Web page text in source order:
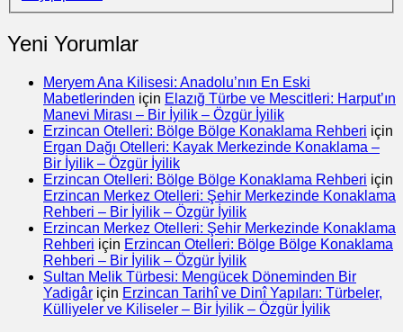
Yeni Yorumlar
Meryem Ana Kilisesi: Anadolu’nın En Eski
Mabetlerinden için Elazığ Türbe ve Mescitleri: Harput’ın
Manevi Mirası – Bir İyilik – Özgür İyilik
Erzincan Otelleri: Bölge Bölge Konaklama Rehberi için
Ergan Dağı Otelleri: Kayak Merkezinde Konaklama –
Bir İyilik – Özgür İyilik
Erzincan Otelleri: Bölge Bölge Konaklama Rehberi için
Erzincan Merkez Otelleri: Şehir Merkezinde Konaklama
Rehberi – Bir İyilik – Özgür İyilik
Erzincan Merkez Otelleri: Şehir Merkezinde Konaklama
Rehberi için Erzincan Otelleri: Bölge Bölge Konaklama
Rehberi – Bir İyilik – Özgür İyilik
Sultan Melik Türbesi: Mengücek Döneminden Bir
Yadigâr için Erzincan Tarihî ve Dinî Yapıları: Türbeler,
Külliyeler ve Kiliseler – Bir İyilik – Özgür İyilik